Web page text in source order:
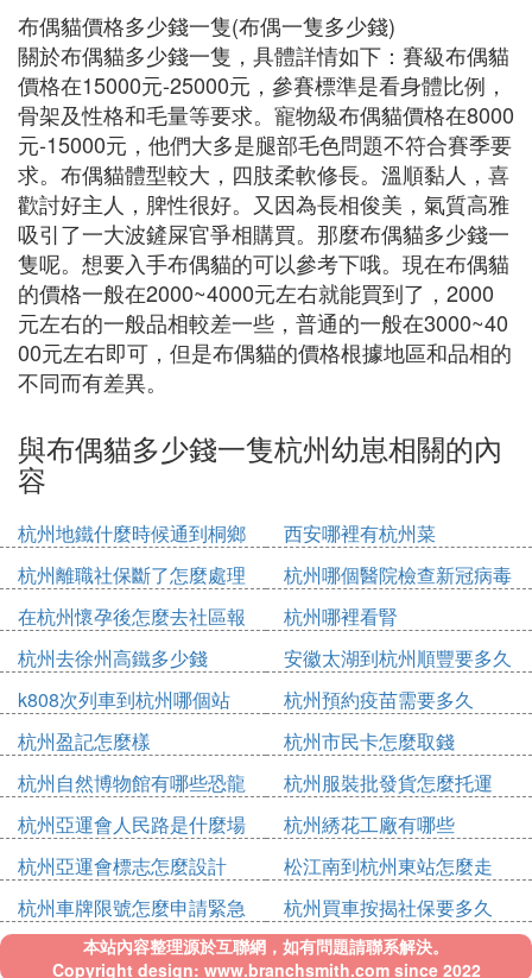
布偶貓價格多少錢一隻(布偶一隻多少錢)
關於布偶貓多少錢一隻，具體詳情如下：賽級布偶貓
價格在15000元-25000元，參賽標準是看身體比例，
骨架及性格和毛量等要求。寵物級布偶貓價格在8000
元-15000元，他們大多是腿部毛色問題不符合賽季要
求。布偶貓體型較大，四肢柔軟修長。溫順黏人，喜
歡討好主人，脾性很好。又因為長相俊美，氣質高雅
吸引了一大波鏟屎官爭相購買。那麼布偶貓多少錢一
隻呢。想要入手布偶貓的可以參考下哦。現在布偶貓
的價格一般在2000~4000元左右就能買到了，2000
元左右的一般品相較差一些，普通的一般在3000~40
00元左右即可，但是布偶貓的價格根據地區和品相的
不同而有差異。
與布偶貓多少錢一隻杭州幼崽相關的內
容
杭州地鐵什麼時候通到桐鄉
西安哪裡有杭州菜
杭州離職社保斷了怎麼處理
杭州哪個醫院檢查新冠病毒
在杭州懷孕後怎麼去社區報
備
杭州哪裡看腎
杭州去徐州高鐵多少錢
安徽太湖到杭州順豐要多久
k808次列車到杭州哪個站
杭州預約疫苗需要多久
杭州盈記怎麼樣
杭州市民卡怎麼取錢
杭州自然博物館有哪些恐龍
杭州服裝批發貨怎麼托運
杭州亞運會人民路是什麼場
館
杭州綉花工廠有哪些
杭州亞運會標志怎麼設計
松江南到杭州東站怎麼走
杭州車牌限號怎麼申請緊急
出行
杭州買車按揭社保要多久
本站內容整理源於互聯網，如有問題請聯系解決。
Copyright design: www.branchsmith.com since 2022